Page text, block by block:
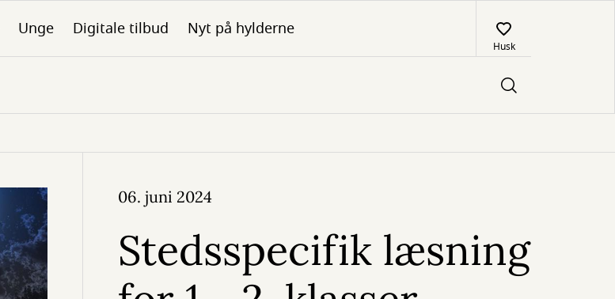
Unge Digitale tilbud Nyt på hylderne
Husk
06. juni 2024
Stedsspecifik læsning